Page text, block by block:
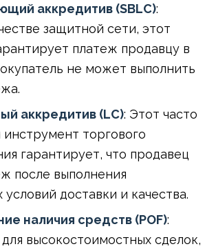
аккредитив (SBLC):
защитной сети, этот
платеж продавцу в
не может выполнить
аккредитив (LC): Этот часто
торгового
гарантирует, что продавец
после выполнения
доставки и качества.
наличия средств (POF):
высокостоимостных сделок,